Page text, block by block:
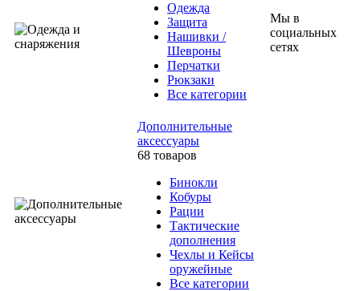
Одежда
Защита
Нашивки /
Шевроны
Перчатки
Рюкзаки
Все категории
Дополнительные
аксессуары
68 товаров
Бинокли
Кобуры
Рации
Тактические
дополнения
Чехлы и Кейсы
оружейные
Все категории
Мы в
социальных
сетях